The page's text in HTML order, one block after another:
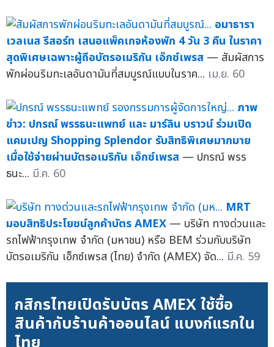
อมาธารา
เวลเนส รีสอร์ท เสนอแพ็คเกจห้องพัก 4 วัน 3 คืน ในราคา
สุดพิเศษเฉพาะผู้ถือบัตรอเมริกัน เอ็กซ์เพรส — สัมผัสการ
พักผ่อนริมทะเลอันดามันที่สมบูรณ์แบบในราค... เม.ย. 60
ภาพ
ข่าว: ปกรณ์ พรรธนะแพทย์ และ มาร์ลิน บราวน์ ร่วมเปิด
แคมเปญ Shopping Splendor รับสิทธิพิเศษมากมาย
เมื่อใช้จ่ายผ่านบัตรอเมริกัน เอ็กซ์เพรส — ปกรณ์ พรร
ธนะ... มี.ค. 60
MRT
มอบสิทธิประโยชน์ลูกค้าบัตร AMEX — บริษัท ทางด่วนและ
รถไฟฟ้ากรุงเทพ จำกัด (มหาชน) หรือ BEM ร่วมกับบริษัท
บัตรอเมริกัน เอ็กซ์เพรส (ไทย) จำกัด (AMEX) จัด... มี.ค. 59
กสิกรไทยเปิดรับบัตร AMEX ใช้ซื้อ
สินค้ากับร้านค้าออนไลน์ แบงก์แรกใน